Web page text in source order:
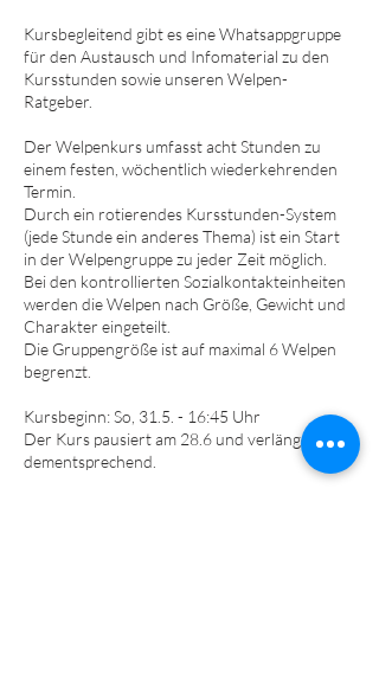
Kursbegleitend gibt es eine Whatsappgruppe
für den Austausch und Infomaterial zu den
Kursstunden sowie unseren Welpen-
Ratgeber.
Der Welpenkurs umfasst acht Stunden zu
einem festen, wöchentlich wiederkehrenden
Termin.
Durch ein rotierendes Kursstunden-System
(jede Stunde ein anderes Thema) ist ein Start
in der Welpengruppe zu jeder Zeit möglich.
Bei den kontrollierten Sozialkontakteinheiten
werden die Welpen nach Größe, Gewicht und
Charakter eingeteilt.
Die Gruppengröße ist auf maximal 6 Welpen
begrenzt.
Kursbeginn: So, 31.5. - 16:45 Uhr
Der Kurs pausiert am 28.6 und verlängert sich
dementsprechend.